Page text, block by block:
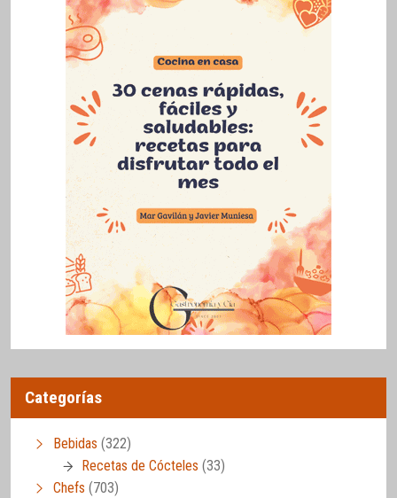
Categorías
Bebidas (322)
Recetas de Cócteles (33)
Chefs (703)